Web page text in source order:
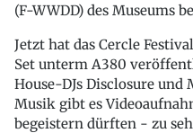
(F-WWDD) des Museums
Jetzt hat das Cercle
Set unterm A380
House-DJs Disclosure
Musik gibt es
begeistern dürften - zu